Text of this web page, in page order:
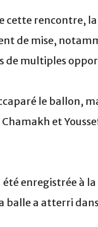
cette rencontre,
de mise,
de multiples
le ballon,
et
enregistrée à
balle a atterri